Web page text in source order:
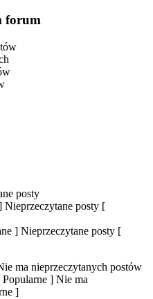
forum
posty
Nieprzeczytane posty [
] Nieprzeczytane posty [
ma nieprzeczytanych postów
] Nie ma
]